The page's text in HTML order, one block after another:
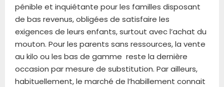
pénible et inquiétante pour les familles disposant
de bas revenus, obligées de satisfaire les
exigences de leurs enfants, surtout avec l’achat du
mouton. Pour les parents sans ressources, la vente
au kilo ou les bas de gamme reste la dernière
occasion par mesure de substitution. Par ailleurs,
habituellement, le marché de l’habillement connait